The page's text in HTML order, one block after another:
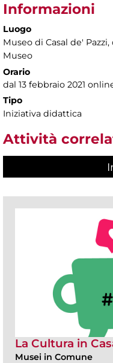
Informazioni
Luogo
Museo di Casal de' Pazzi,
Museo
Orario
dal 13 febbraio 2021
Tipo
Iniziativa didattica
Attività
La Cultura in
Musei in Comune